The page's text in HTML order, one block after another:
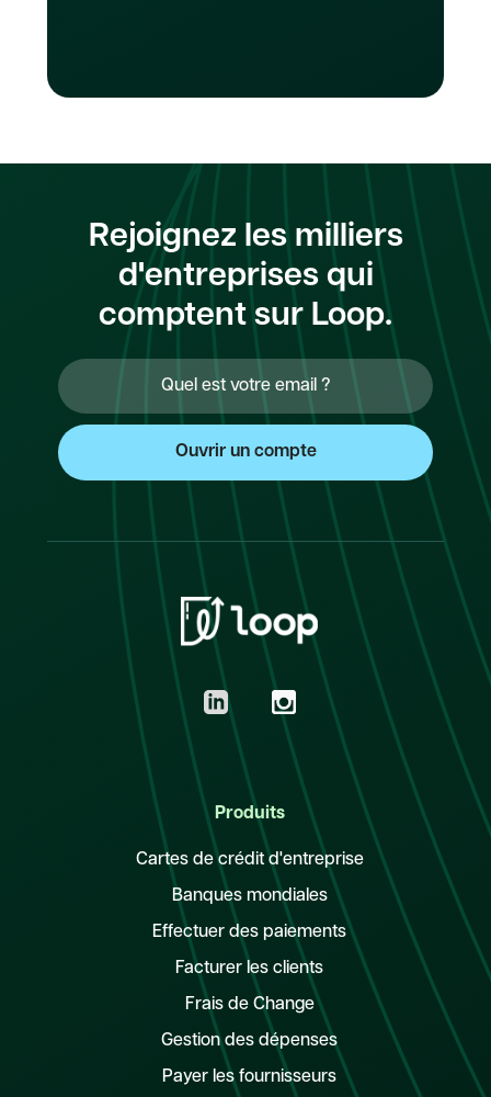
Rejoignez les milliers
d'entreprises qui
comptent sur Loop.
Produits
Cartes de crédit d'entreprise
Banques mondiales
Effectuer des paiements
Facturer les clients
Frais de Change
Gestion des dépenses
Payer les fournisseurs